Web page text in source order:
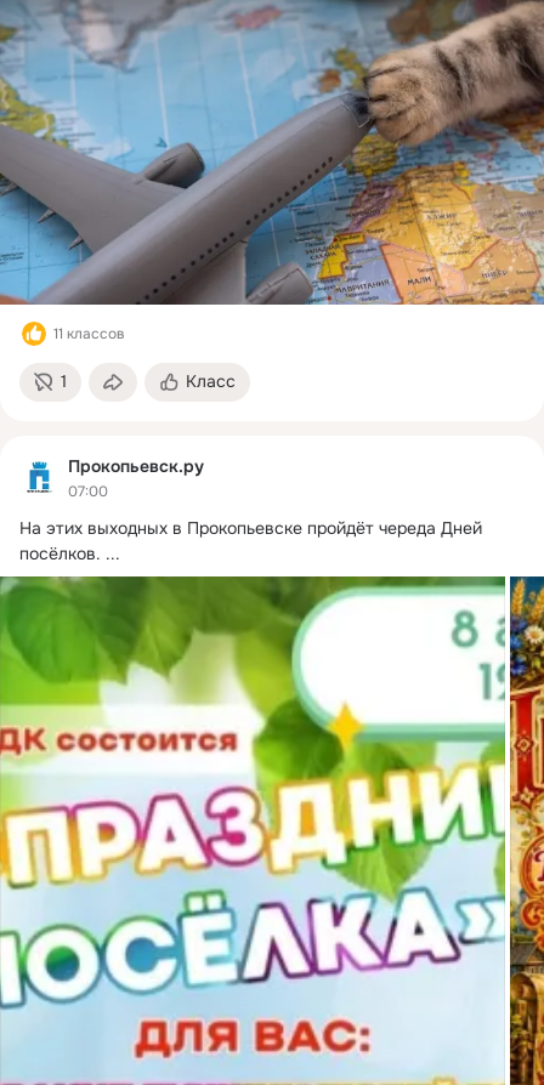
11 классов
1 Класс
Прокопьевск.ру
07:00
На этих выходных в Прокопьевске пройдёт череда Дней
посёлков. ...